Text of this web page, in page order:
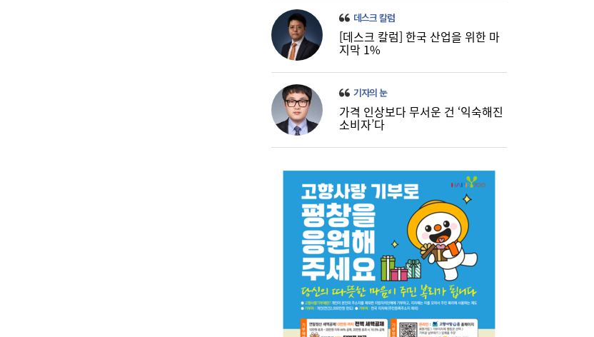
데스크 칼럼
[데스크 칼럼] 한국 산업을 위한 마
지막 1%
기자의 눈
가격 인상보다 무서운 건 ‘익숙해진
소비자’다